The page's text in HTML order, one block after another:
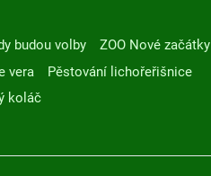
budou volby
ZOO Nové začátky
vera
Pěstování lichořeřišnice
koláč